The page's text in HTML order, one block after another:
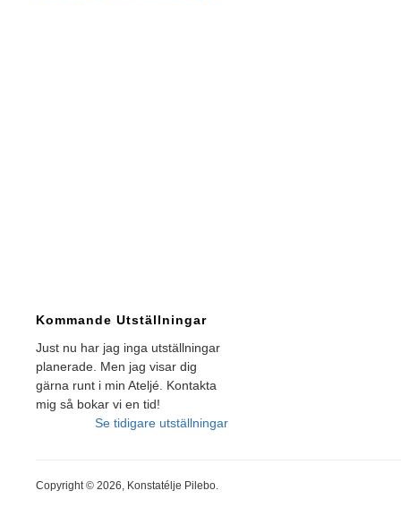
Kommande Utställningar
Just nu har jag inga utställningar
planerade. Men jag visar dig
gärna runt i min Ateljé. Kontakta
mig så bokar vi en tid!
Se tidigare utställningar
Copyright © 2026, Konstatélje Pilebo.